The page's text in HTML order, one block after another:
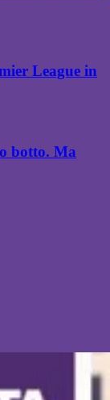
League in
botto. Ma